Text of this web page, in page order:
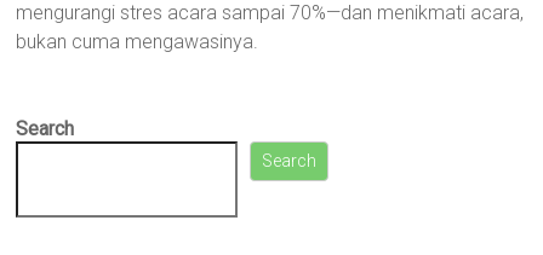
mengurangi stres acara sampai 70%—dan menikmati acara,
bukan cuma mengawasinya.
Search
Search